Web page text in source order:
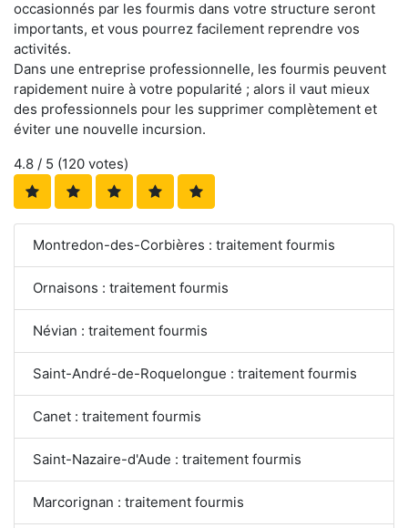
occasionnés par les fourmis dans votre structure seront
importants, et vous pourrez facilement reprendre vos
activités.
Dans une entreprise professionnelle, les fourmis peuvent
rapidement nuire à votre popularité ; alors il vaut mieux
des professionnels pour les supprimer complètement et
éviter une nouvelle incursion.
4.8 / 5 (120 votes)
Montredon-des-Corbières : traitement fourmis
Ornaisons : traitement fourmis
Névian : traitement fourmis
Saint-André-de-Roquelongue : traitement fourmis
Canet : traitement fourmis
Saint-Nazaire-d'Aude : traitement fourmis
Marcorignan : traitement fourmis